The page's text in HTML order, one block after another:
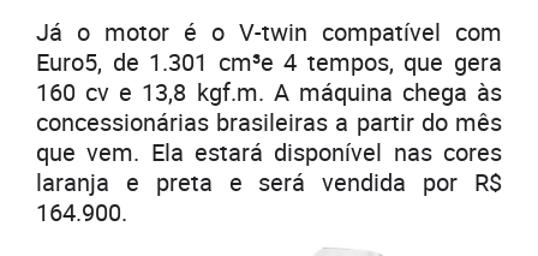
Já o motor é o V-twin compatível com
Euro5, de 1.301 cm³e 4 tempos, que gera
160 cv e 13,8 kgf.m. A máquina chega às
concessionárias brasileiras a partir do mês
que vem. Ela estará disponível nas cores
laranja e preta e será vendida por R$
164.900.